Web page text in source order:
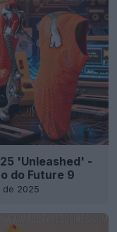
'Unleashed' -
do Future 9
de 2025